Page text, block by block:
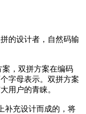
的设计者，自然码输
，双拼方案在编码
字母表示。双拼方案
用户的青睐。
补充设计而成的，将